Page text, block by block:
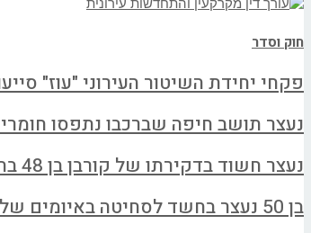
חוק וסדר
פקחי יחידת השיטור העירוני "עוז"
נעצר תושב חיפה שברכבו נתפסו
נעצר חשוד בדקירתו של קורבן בן 48 בחיפה
בן 50 נעצר בחשד לסחיטה באיומים של אימו הקשישה